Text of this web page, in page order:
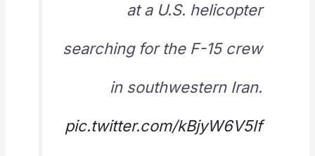
at a U.S. helicopter
searching for the F-15 crew
in southwestern Iran.
pic.twitter.com/kBjyW6V5If